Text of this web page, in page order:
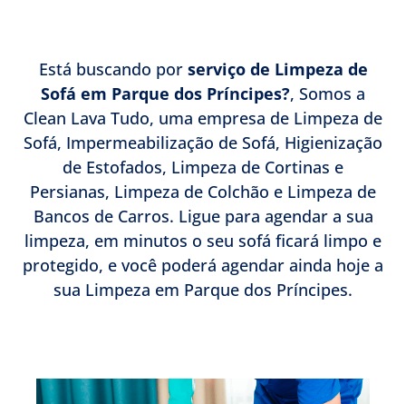
Está buscando por serviço de Limpeza de
Sofá em Parque dos Príncipes?, Somos a
Clean Lava Tudo, uma empresa de Limpeza de
Sofá, Impermeabilização de Sofá, Higienização
de Estofados, Limpeza de Cortinas e
Persianas, Limpeza de Colchão e Limpeza de
Bancos de Carros. Ligue para agendar a sua
limpeza, em minutos o seu sofá ficará limpo e
protegido, e você poderá agendar ainda hoje a
sua Limpeza em Parque dos Príncipes.